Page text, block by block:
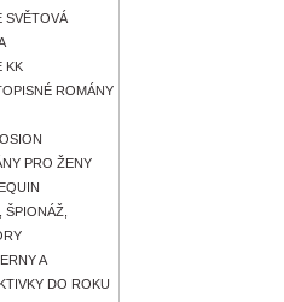
SVĚTOVÁ
KK
ROMÁNY
PRO ŽENY
ŠPIONÁŽ,
A
DO ROKU